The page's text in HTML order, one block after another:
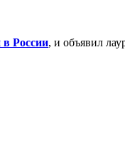
в России, и объявил